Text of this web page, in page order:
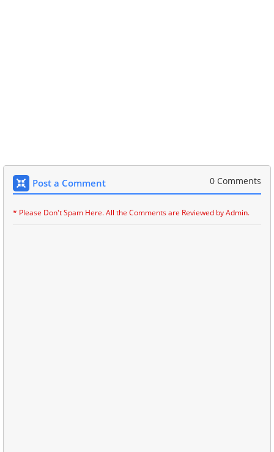
Post a Comment 0 Comments
* Please Don't Spam Here. All the Comments are Reviewed by Admin.